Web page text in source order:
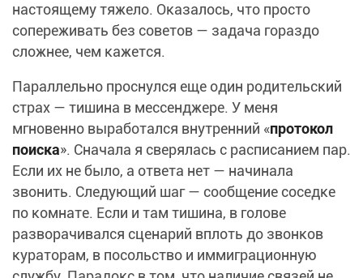
настоящему тяжело. Оказалось, что просто
сопереживать без советов — задача гораздо
сложнее, чем кажется.
Параллельно проснулся еще один родительский
страх — тишина в мессенджере. У меня
мгновенно выработался внутренний «протокол
поиска». Сначала я сверялась с расписанием пар.
Если их не было, а ответа нет — начинала
звонить. Следующий шаг — сообщение соседке
по комнате. Если и там тишина, в голове
разворачивался сценарий вплоть до звонков
кураторам, в посольство и иммиграционную